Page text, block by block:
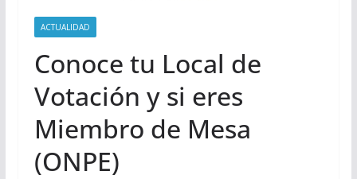
ACTUALIDAD
Conoce tu Local de
Votación y si eres
Miembro de Mesa
(ONPE)